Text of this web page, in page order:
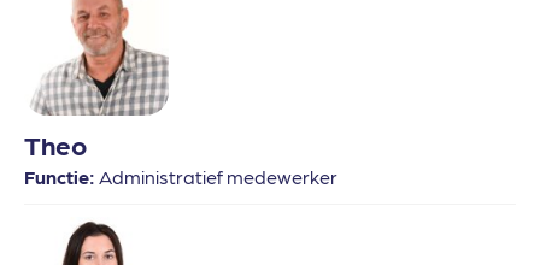
Theo
Functie: Administratief medewerker